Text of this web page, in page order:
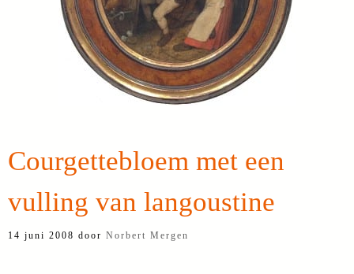
Courgettebloem met een
vulling van langoustine
14 juni 2008 door Norbert Mergen